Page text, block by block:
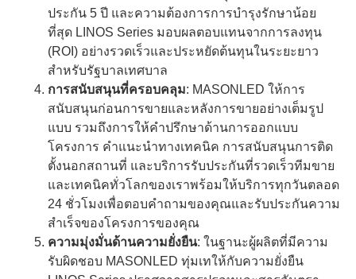
ประกัน 5 ปี และความต้องการการบํารุงรักษาน้อย
ที่สุด LINOS Series มอบผลตอบแทนจากการลงทุน
(ROI) อย่างรวดเร็วและประหยัดต้นทุนในระยะยาว
สําหรับรัฐบาลเทศบาล
การสนับสนุนที่ครอบคลุม: MASONLED ให้การ
สนับสนุนก่อนการขายและหลังการขายอย่างเต็มรูป
แบบ รวมถึงการให้คําปรึกษาด้านการออกแบบ
โครงการ คําแนะนําทางเทคนิค การสนับสนุนการติด
ตั้งนอกสถานที่ และบริการรับประกันที่รวดเร็วทีมขาย
และเทคนิคทั่วโลกของเราพร้อมให้บริการทุกวันตลอด
24 ชั่วโมงเพื่อตอบคําถามของคุณและรับประกันความ
สําเร็จของโครงการของคุณ
ความมุ่งมั่นด้านความยั่งยืน: ในฐานะผู้ผลิตที่มีความ
รับผิดชอบ MASONLED ทุ่มเทให้กับความยั่งยืน